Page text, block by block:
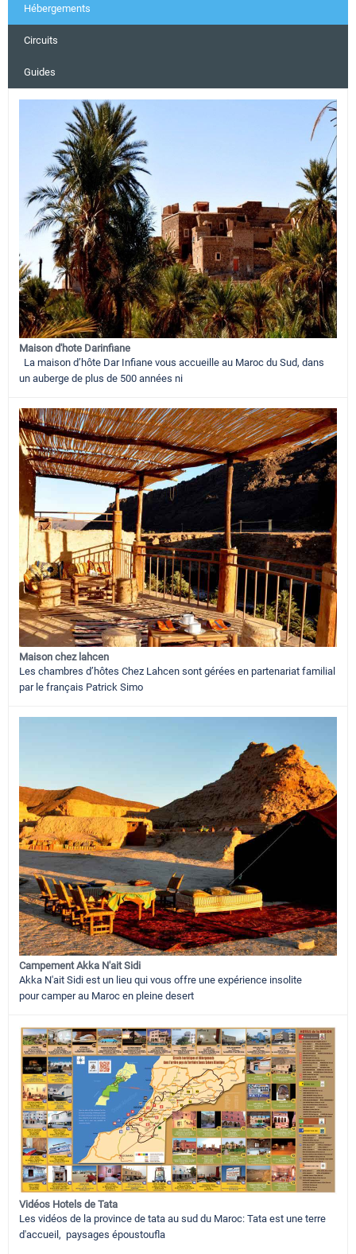
Hébergements
Circuits
Guides
Maison d'hote Darinfiane
La maison d’hôte Dar Infiane vous accueille au Maroc du Sud, dans
un auberge de plus de 500 années ni
Maison chez lahcen
Les chambres d’hôtes Chez Lahcen sont gérées en partenariat familial
par le français Patrick Simo
Campement Akka N'ait Sidi
Akka N'ait Sidi est un lieu qui vous offre une expérience insolite
pour camper au Maroc en pleine desert
Vidéos Hotels de Tata
Les vidéos de la province de tata au sud du Maroc: Tata est une terre
d'accueil, paysages époustoufla